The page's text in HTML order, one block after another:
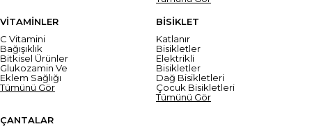
VİTAMİNLER
C Vitamini
Bağışıklık
Bitkisel Ürünler
Glukozamin Ve
Eklem Sağlığı
Tümünü Gör
BİSİKLET
Katlanır
Bisikletler
Elektrikli
Bisikletler
Dağ Bisikletleri
Çocuk Bisikletleri
Tümünü Gör
ÇANTALAR